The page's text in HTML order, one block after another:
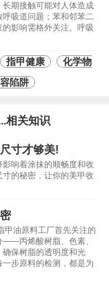
期接触可能对人体造成
吸道问题；苯和邻苯二
影响需格外关注。呼吸
指甲健康
化学物
陷阱
相关知识
寸才够美!
响着涂抹的顺畅度和收
的秘密，让你的美甲收
甲油原料工厂首先关注的
——丙烯酸树脂、色素、
保树脂的透明度和光
步原料的检测，都是为